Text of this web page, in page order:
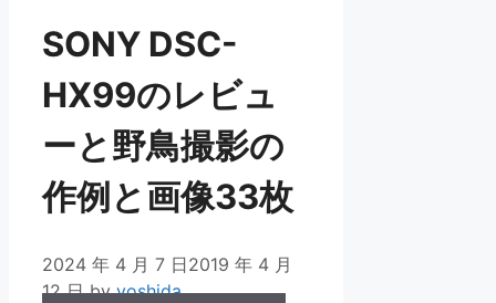
SONY DSC-
HX99のレビュ
ーと野鳥撮影の
作例と画像33枚
2024 年 4 月 7 日2019 年 4 月
12 日 byyoshida